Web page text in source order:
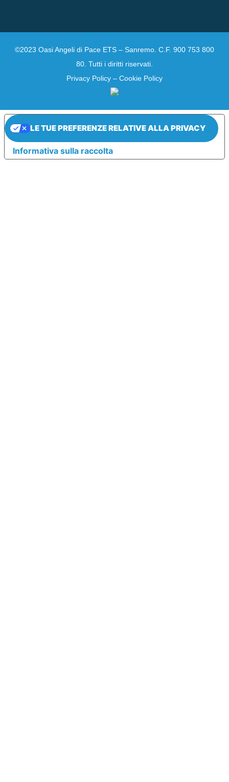
©2023 Oasi Angeli di Pace ETS – Sanremo. C.F. 900 753 800
80. Tutti i diritti riservati.
Privacy Policy – Cookie Policy
Informativa sulla raccolta
LE TUE PREFERENZE RELATIVE ALLA PRIVACY